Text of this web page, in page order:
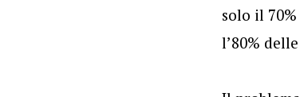
solo il
l’80%